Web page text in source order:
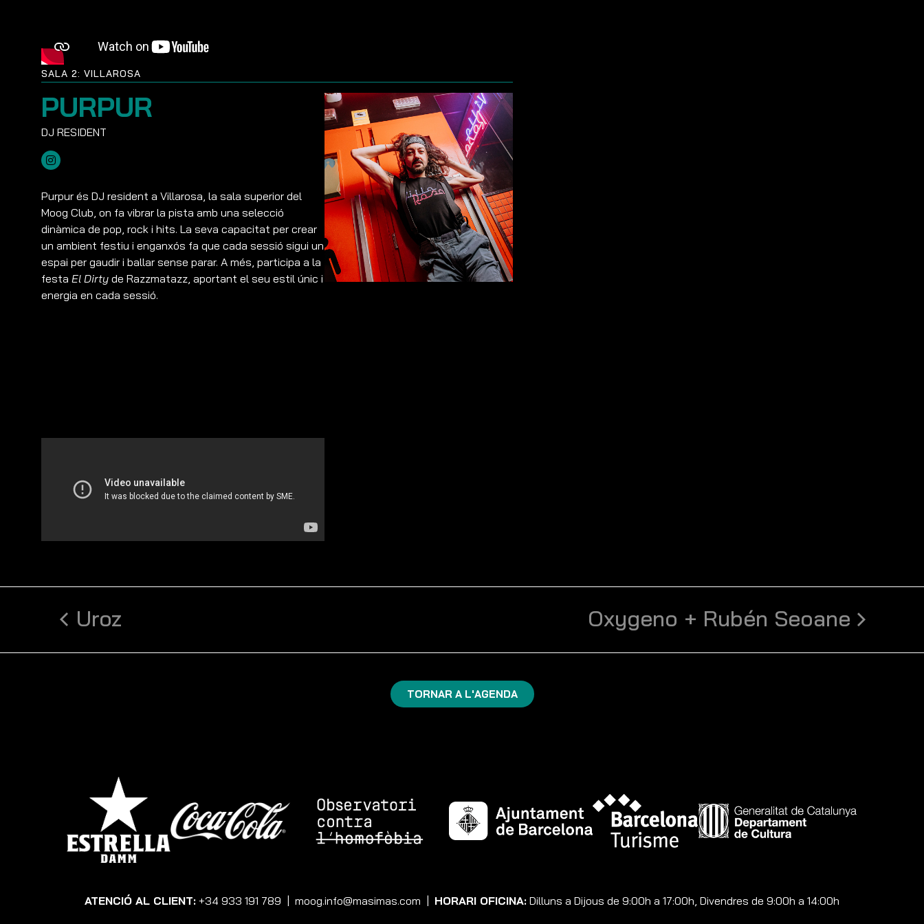
SALA 2: VILLAROSA
PURPUR
Purpur és DJ resident a Villarosa, la sala superior del
Moog Club, on fa vibrar la pista amb una selecció
dinàmica de pop, rock i hits. La seva capacitat per crear
un ambient festiu i enganxós fa que cada sessió sigui un
espai per gaudir i ballar sense parar. A més, participa a la
festa El Dirty de Razzmatazz, aportant el seu estil únic i
energia en cada sessió.
Uroz Oxygeno + Rubén Seoane
TORNAR A L'AGENDA
ATENCIÓ AL CLIENT: +34 933 191 789 moog.info@masimas.com HORARI OFICINA: Dilluns a Dijous de 9:00h a 17:00h, Divendres de 9:00h a 14:00h